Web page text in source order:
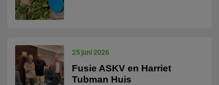
25 juni 2026
Fusie ASKV en Harriet
Tubman Huis